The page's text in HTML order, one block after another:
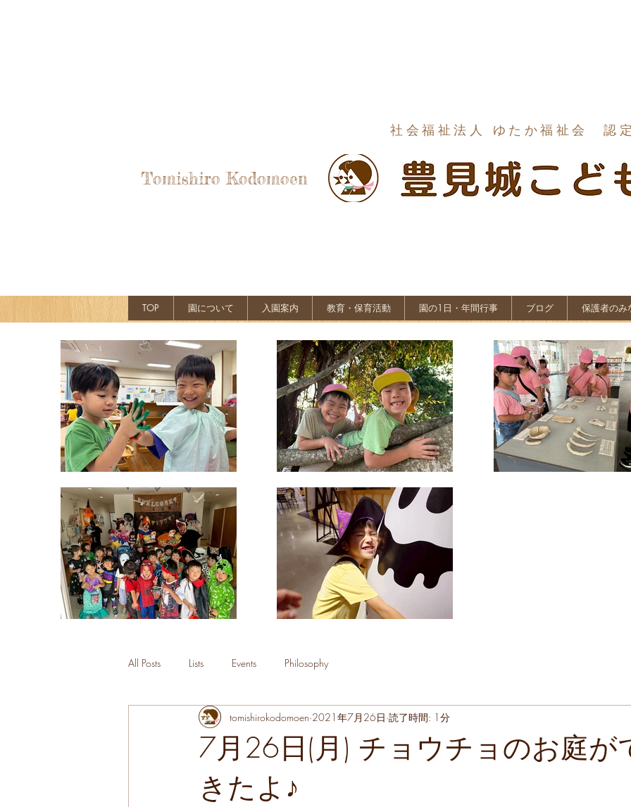
社会福祉法人 ゆたか福祉会 認
Tomishiro Kodomoen
TOP 園について 入園案内 教育・保育活動 園の1日・年間行事 ブログ 保護者のみ
All Posts Lists Events Philosophy
7月26日(月) チョウチョのお庭が
きたよ♪
tomishirokodomoen 2021年7月26日 読了時間: 1分